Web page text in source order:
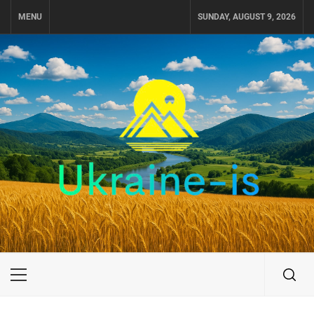
MENU SUNDAY, AUGUST 9, 2026
UKRAINE-IS
ПУТЕШЕСТВИЕ ПО УКРАИНЕ
Primary